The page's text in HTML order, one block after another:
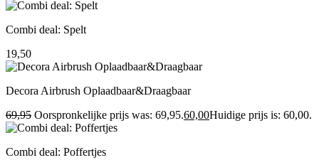
Combi deal: Spelt
19,50
Decora Airbrush Oplaadbaar&Draagbaar
69,95 Oorspronkelijke prijs was: 69,95.60,00Huidige prijs is: 60,00.
Combi deal: Poffertjes